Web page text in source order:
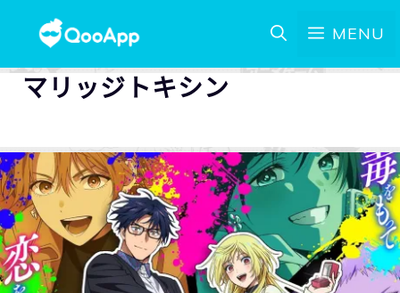
MENU
マリッジトキシン